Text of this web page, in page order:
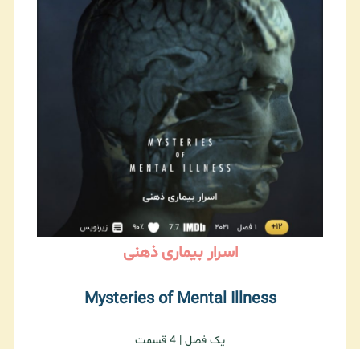
اسرار بیماری‌ ذهنی
Mysteries of Mental Illness
یک فصل | 4 قسمت